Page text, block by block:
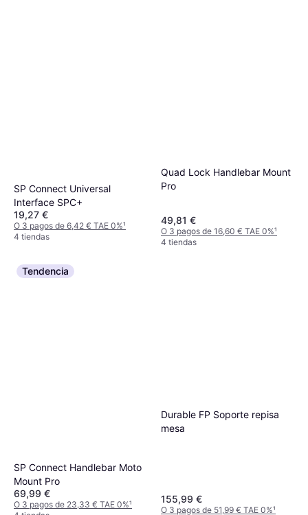
SP Connect Universal
Interface SPC+
19,27 €
O 3 pagos de 6,42 € TAE 0%¹
4 tiendas
Quad Lock Handlebar Mount
Pro
49,81 €
O 3 pagos de 16,60 € TAE 0%¹
4 tiendas
Tendencia
SP Connect Handlebar Moto
Mount Pro
69,99 €
O 3 pagos de 23,33 € TAE 0%¹
Durable FP Soporte repisa
mesa
155,99 €
O 3 pagos de 51,99 € TAE 0%¹